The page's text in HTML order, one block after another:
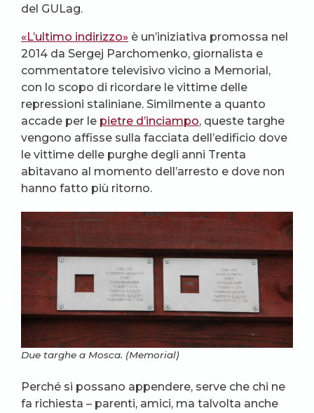
del GULag.
«L’ultimo indirizzo» è un’iniziativa promossa nel
2014 da Sergej Parchomenko, giornalista e
commentatore televisivo vicino a Memorial,
con lo scopo di ricordare le vittime delle
repressioni staliniane. Similmente a quanto
accade per le pietre d’inciampo, queste targhe
vengono affisse sulla facciata dell’edificio dove
le vittime delle purghe degli anni Trenta
abitavano al momento dell’arresto e dove non
hanno fatto più ritorno.
Due targhe a Mosca. (Memorial)
Perché si possano appendere, serve che chi ne
fa richiesta – parenti, amici, ma talvolta anche